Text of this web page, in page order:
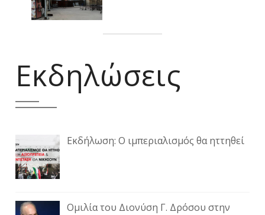
Εκδηλώσεις
Εκδήλωση: Ο ιμπεριαλισμός θα ηττηθεί
Ομιλία του Διονύση Γ. Δρόσου στην